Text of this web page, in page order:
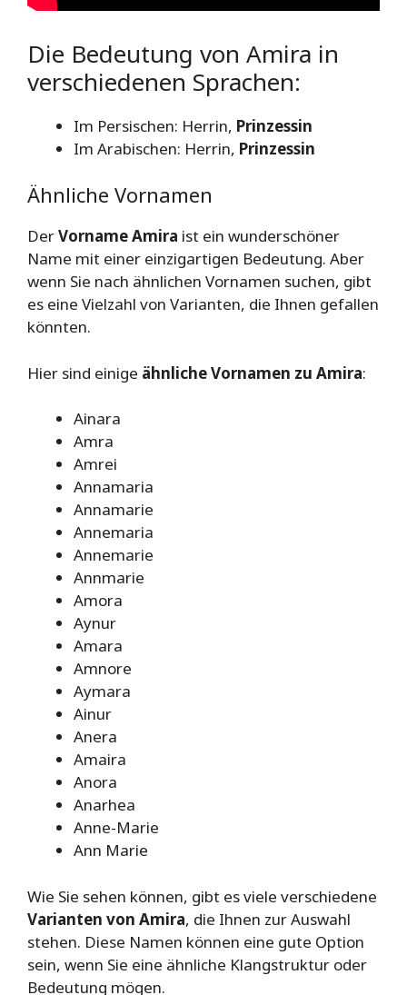
Die Bedeutung von Amira in
verschiedenen Sprachen:
Im Persischen: Herrin, Prinzessin
Im Arabischen: Herrin, Prinzessin
Ähnliche Vornamen
DerVorname Amira ist ein wunderschöner
Name mit einer einzigartigen Bedeutung. Aber
wenn Sie nach ähnlichen Vornamen suchen, gibt
es eine Vielzahl von Varianten, die Ihnen gefallen
könnten.
Hier sind einige ähnliche Vornamen zu Amira:
Ainara
Amra
Amrei
Annamaria
Annamarie
Annemaria
Annemarie
Annmarie
Amora
Aynur
Amara
Amnore
Aymara
Ainur
Anera
Amaira
Anora
Anarhea
Anne-Marie
Ann Marie
Wie Sie sehen können, gibt es viele verschiedene
Varianten von Amira, die Ihnen zur Auswahl
stehen. Diese Namen können eine gute Option
sein, wenn Sie eine ähnliche Klangstruktur oder
Bedeutung mögen.